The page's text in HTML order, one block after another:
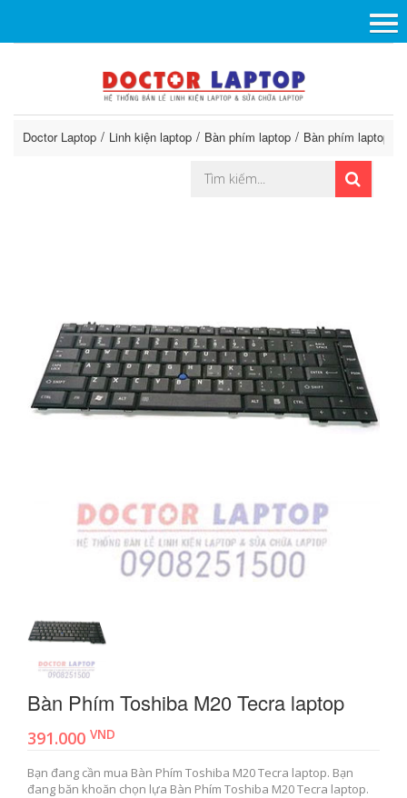
Doctor Laptop Linh kiện laptop Bàn phím laptop Bàn phím laptop
Bàn Phím Toshiba M20 Tecra laptop
391.000 VND
Bạn đang cần mua Bàn Phím Toshiba M20 Tecra laptop. Bạn
đang băn khoăn chọn lựa Bàn Phím Toshiba M20 Tecra laptop.